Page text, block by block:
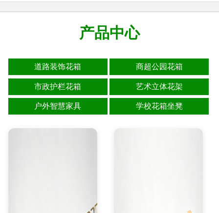
产品中心
道路装饰花箱 商超公园花箱
市政护栏花箱 艺术立体花架
户外智慧家具 学校花箱坐凳